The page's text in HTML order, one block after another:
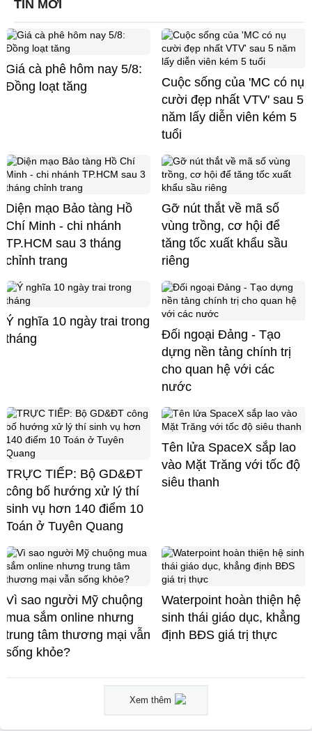
TIN MỚI
Giá cà phê hôm nay 5/8:
Đồng loạt tăng
Cuộc sống của 'MC có nụ
cười đẹp nhất VTV' sau 5
năm lấy diễn viên kém 5
tuổi
Diện mạo Bảo tàng Hồ
Chí Minh - chi nhánh
TP.HCM sau 3 tháng
chỉnh trang
Gỡ nút thắt về mã số
vùng trồng, cơ hội để
tăng tốc xuất khẩu sầu
riêng
Ý nghĩa 10 ngày trai trong
tháng
Đối ngoại Đảng - Tạo
dựng nền tảng chính trị
cho quan hệ với các
nước
TRỰC TIẾP: Bộ GD&ĐT
công bố hướng xử lý thí
sinh vụ hơn 140 điểm 10
Toán ở Tuyên Quang
Tên lửa SpaceX sắp lao
vào Mặt Trăng với tốc độ
siêu thanh
Vì sao người Mỹ chuộng
mua sắm online nhưng
trung tâm thương mại vẫn
sống khỏe?
Waterpoint hoàn thiện hệ
sinh thái giáo dục, khẳng
định BĐS giá trị thực
Xem thêm